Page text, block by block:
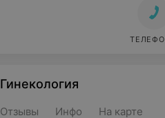
Гинекология
Отзывы Инфо На карте